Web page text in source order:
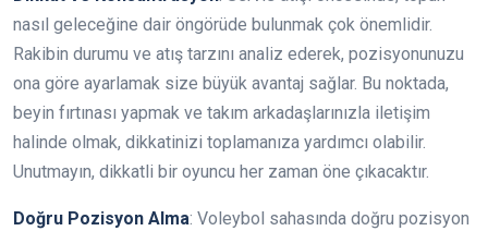
nasıl geleceğine dair öngörüde bulunmak çok önemlidir.
Rakibin durumu ve atış tarzını analiz ederek, pozisyonunuzu
ona göre ayarlamak size büyük avantaj sağlar. Bu noktada,
beyin fırtınası yapmak ve takım arkadaşlarınızla iletişim
halinde olmak, dikkatinizi toplamanıza yardımcı olabilir.
Unutmayın, dikkatli bir oyuncu her zaman öne çıkacaktır.
Doğru Pozisyon Alma: Voleybol sahasında doğru pozisyon